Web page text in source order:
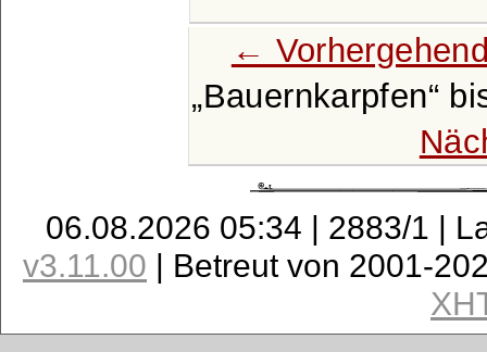
←
Bauernkarpfen
06.08.2026 05:34 | 2883/1 |
v3.11.00 | Betreut von 2001-